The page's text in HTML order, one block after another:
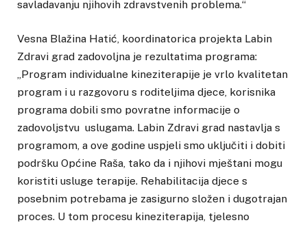
savladavanju njihovih zdravstvenih problema.“
Vesna Blažina Hatić, koordinatorica projekta Labin
Zdravi grad zadovoljna je rezultatima programa:
„Program individualne kineziterapije je vrlo kvalitetan
program i u razgovoru s roditeljima djece, korisnika
programa dobili smo povratne informacije o
zadovoljstvu uslugama. Labin Zdravi grad nastavlja s
programom, a ove godine uspjeli smo uključiti i dobiti
podršku Općine Raša, tako da i njihovi mještani mogu
koristiti usluge terapije. Rehabilitacija djece s
posebnim potrebama je zasigurno složen i dugotrajan
proces. U tom procesu kineziterapija, tjelesno